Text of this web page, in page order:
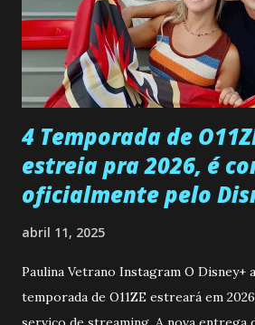
Rogerio consegue se livrar de todas
desaparecimento de Francisco,
ter sido vítima da fúria de Gabriel.
que a clínica inseminou por engano
...
4 Temporada de
estreia pra 2026, é
oficialmente pelo
abril 11, 2025
Paulina Vetrano Instagram O Disney+
temporada de O11ZE estreará em